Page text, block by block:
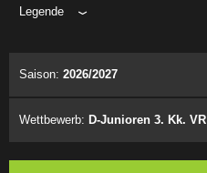
Legende
Saison: 2026/2027
Wettbewerb: D-Junioren 3. Kk.